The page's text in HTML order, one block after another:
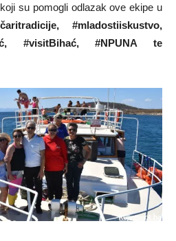
su pomogli odlazak ove ekipe u
#mladostiiskustvo,
#visitBihać, #NPUNA te